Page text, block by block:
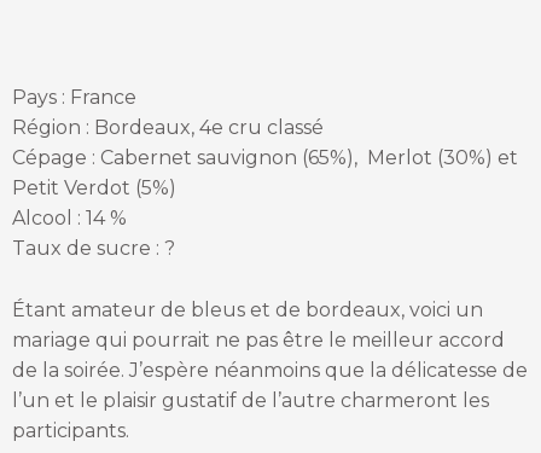
Pays : France
Région : Bordeaux, 4e cru classé
Cépage : Cabernet sauvignon (65%), Merlot (30%) et
Petit Verdot (5%)
Alcool : 14 %
Taux de sucre : ?
Étant amateur de bleus et de bordeaux, voici un
mariage qui pourrait ne pas être le meilleur accord
de la soirée. J’espère néanmoins que la délicatesse de
l’un et le plaisir gustatif de l’autre charmeront les
participants.